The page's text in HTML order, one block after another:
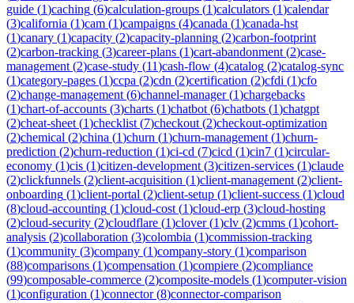
guide (1)caching (6)calculation-groups (1)calculators (1)calendar
(3)california (1)cam (1)campaigns (4)canada (1)canada-hst
(1)canary (1)capacity (2)capacity-planning (2)carbon-footprint
(2)carbon-tracking (3)career-plans (1)cart-abandonment (2)case-
management (2)case-study (11)cash-flow (4)catalog (2)catalog-sync
(1)category-pages (1)ccpa (2)cdn (2)certification (2)cfdi (1)cfo
(2)change-management (6)channel-manager(1)chargebacks
(1)chart-of-accounts (3)charts (1)chatbot (6)chatbots (1)chatgpt
(2)cheat-sheet (1)checklist (7)checkout (2)checkout-optimization
(2)chemical (2)china (1)churn (1)churn-management (1)churn-
prediction (2)churn-reduction (1)ci-cd (7)cicd (1)cin7 (1)circular-
economy (1)cis (1)citizen-development (3)citizen-services (1)claude
(2)clickfunnels (2)client-acquisition (1)client-management (2)client-
onboarding (1)client-portal (2)client-setup (1)client-success (1)cloud
(8)cloud-accounting (1)cloud-cost (1)cloud-erp (3)cloud-hosting
(2)cloud-security (2)cloudflare (1)clover(1)clv (2)cmms (1)cohort-
analysis (2)collaboration (3)colombia (1)commission-tracking
(1)community (3)company (1)company-story (1)comparison
(88)comparisons (1)compensation (1)compiere (2)compliance
(99)composable-commerce (2)composite-models (1)computer-vision
(1)configuration (1)connector(8)connector-comparison